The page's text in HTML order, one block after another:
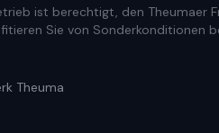
ist berechtigt, den Theumaer
Sie von Sonderkonditionen
Theuma